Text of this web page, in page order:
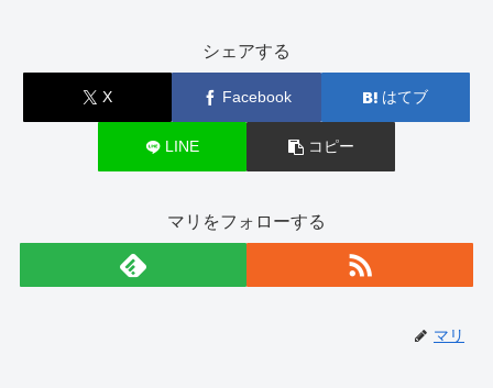
シェアする
X Facebook はてブ
LINE コピー
マリをフォローする
マリ